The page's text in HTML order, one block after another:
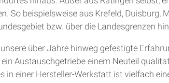
beispielsweise aus Krefeld, Duisburg,
bzw. über die Landesgrenzen
über Jahre hinweg gefestigte
Austauschgetriebe einem Neuteil
in einer Hersteller-Werkstatt ist vielfach